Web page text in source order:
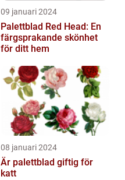
09 januari 2024
Palettblad Red Head: En
färgsprakande skönhet
för ditt hem
08 januari 2024
Är palettblad giftig för
katt